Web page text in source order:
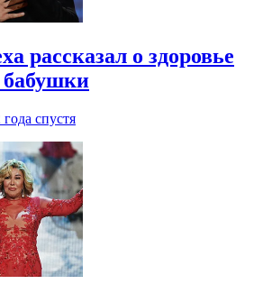
рассказал о здоровье
бабушки
года спустя